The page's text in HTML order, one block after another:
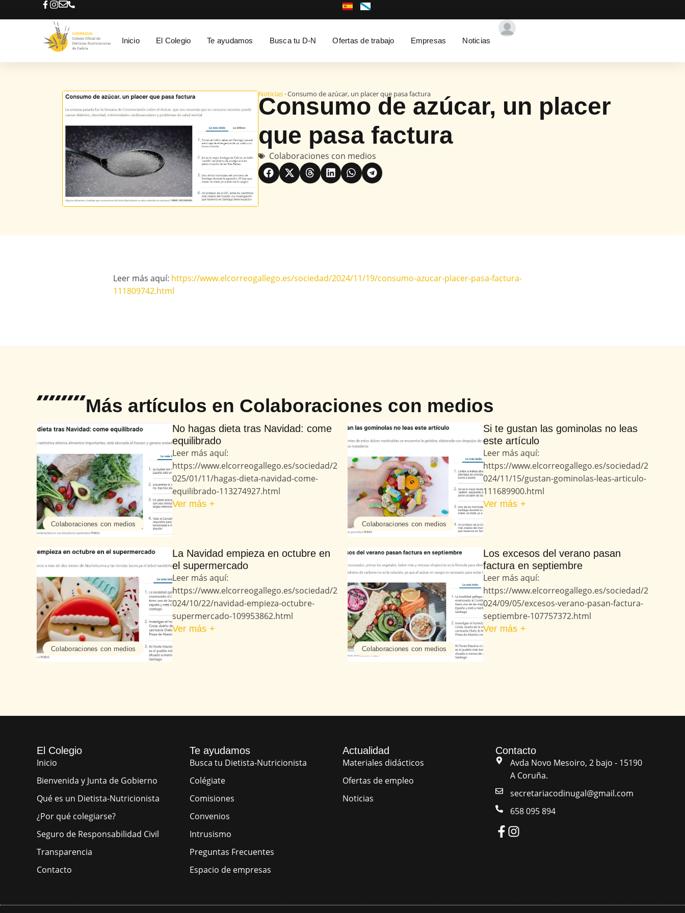
Inicio El Colegio Te ayudamos Busca tu D-N Ofertas de trabajo Empresas Noticias
Noticias · Consumo de azúcar, un placer que pasa factura
Consumo de azúcar, un placer
que pasa factura
Colaboraciones con medios
Leer más aquí: https://www.elcorreogallego.es/sociedad/2024/11/19/consumo-azucar-placer-pasa-factura-
111809742.html
Más artículos en Colaboraciones con medios
Colaboraciones con medios
No hagas dieta tras Navidad: come
equilibrado
Leer más aquí:
https://www.elcorreogallego.es/sociedad/2
025/01/11/hagas-dieta-navidad-come-
equilibrado-113274927.html
Ver más +
Colaboraciones con medios
Si te gustan las gominolas no leas
este artículo
Leer más aquí:
https://www.elcorreogallego.es/sociedad/2
024/11/15/gustan-gominolas-leas-articulo-
111689900.html
Ver más +
Colaboraciones con medios
La Navidad empieza en octubre en
el supermercado
Leer más aquí:
https://www.elcorreogallego.es/sociedad/2
024/10/22/navidad-empieza-octubre-
supermercado-109953862.html
Ver más +
Colaboraciones con medios
Los excesos del verano pasan
factura en septiembre
Leer más aquí:
https://www.elcorreogallego.es/sociedad/2
024/09/05/excesos-verano-pasan-factura-
septiembre-107757372.html
Ver más +
El Colegio
Inicio
Bienvenida y Junta de Gobierno
Qué es un Dietista-Nutricionista
¿Por qué colegiarse?
Seguro de Responsabilidad Civil
Transparencia
Contacto
Te ayudamos
Busca tu Dietista-Nutricionista
Colégiate
Comisiones
Convenios
Intrusismo
Preguntas Frecuentes
Espacio de empresas
Actualidad
Materiales didácticos
Ofertas de empleo
Noticias
Contacto
Avda Novo Mesoiro, 2 bajo - 15190
A Coruña.
secretariacodinugal@gmail.com
658 095 894